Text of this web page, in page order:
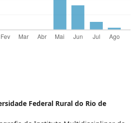
Federal Rural do Rio de